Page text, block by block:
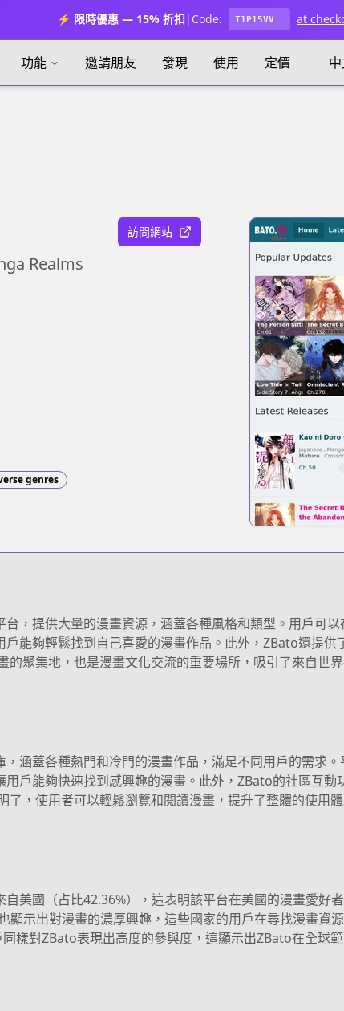
⚡ 限時優惠 — 15% 折扣 | Code: T1P15VV at
功能 邀請朋友 發現 使用 定價 中
訪問網站
Realms
genres
，提供大量的漫畫資源，涵蓋各種風格和類型。用戶可
能夠輕鬆找到自己喜愛的漫畫作品。此外，ZBato還提
的聚集地，也是漫畫文化交流的重要場所，吸引了來自世
涵蓋各種熱門和冷門的漫畫作品，滿足不同用戶的需求
戶能夠快速找到感興趣的漫畫。此外，ZBato的社區互
了，使用者可以輕鬆瀏覽和閱讀漫畫，提升了整體的使用體
美國（占比42.36%），這表明該平台在美國的漫畫愛好
顯示出對漫畫的濃厚興趣，這些國家的用戶在尋找漫畫資
樣對ZBato表現出高度的參與度，這顯示出ZBato在全球